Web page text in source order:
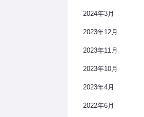
2024年3月
2023年12月
2023年11月
2023年10月
2023年4月
2022年6月